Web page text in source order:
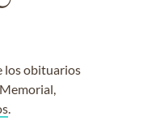
los obituarios
.